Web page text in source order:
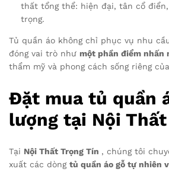
thất tổng thể: hiện đại, tân cổ
trọng.
Tủ quần áo không chỉ phục vụ nhu
đóng vai trò như một phần điểm nhấn
thẩm mỹ và phong cách sống riêng
Đặt mua tủ quần
lượng tại Nội
Tại Nội Thất Trọng Tín , chúng tôi
xuất các dòng tủ quần áo gỗ tự nhiên